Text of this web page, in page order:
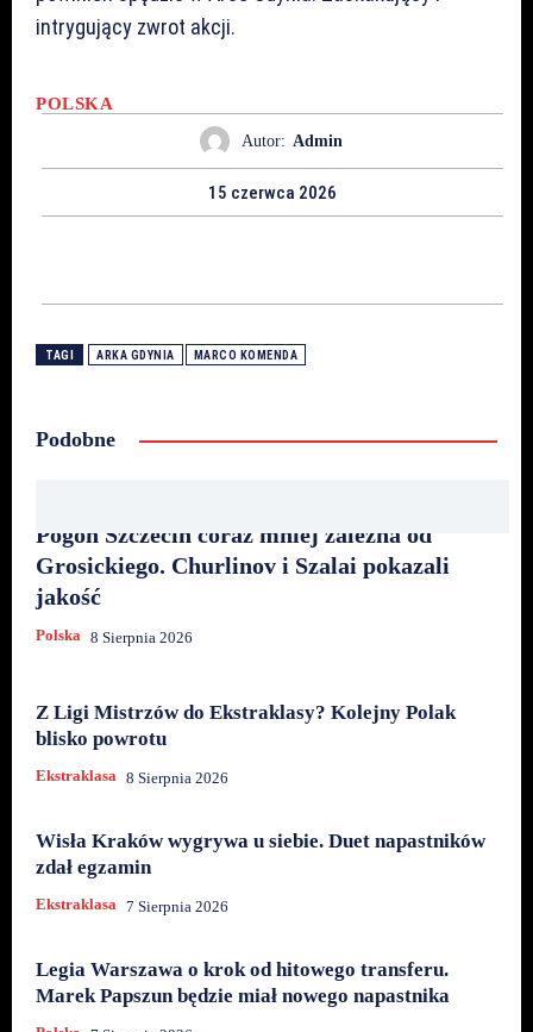
intrygujący zwrot akcji.
POLSKA
Autor: Admin
15 czerwca 2026
TAGI ARKA GDYNIA MARCO KOMENDA
Podobne
Pogoń Szczecin coraz mniej zależna od
Grosickiego. Churlinov i Szalai pokazali
jakość
Polska 8 Sierpnia 2026
Z Ligi Mistrzów do Ekstraklasy? Kolejny Polak
blisko powrotu
Ekstraklasa 8 Sierpnia 2026
Wisła Kraków wygrywa u siebie. Duet napastników
zdał egzamin
Ekstraklasa 7 Sierpnia 2026
Legia Warszawa o krok od hitowego transferu.
Marek Papszun będzie miał nowego napastnika